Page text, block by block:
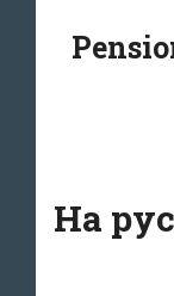
На